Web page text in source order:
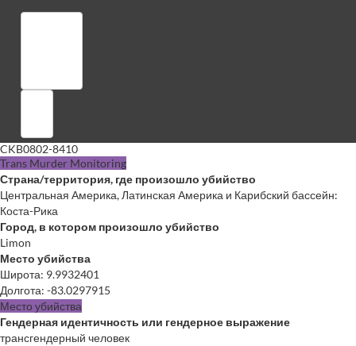
CKB0802-8410
Trans Murder Monitoring
Страна/территория, где произошло убийство
Центральная Америка, Латинская Америка и Карибский бассейн:
Коста-Рика
Город, в котором произошло убийство
Limon
Место убийства
Широта: 9.9932401
Долгота: -83.0297915
Место убийства
Гендерная идентичность или гендерное выражение
трансгендерный человек